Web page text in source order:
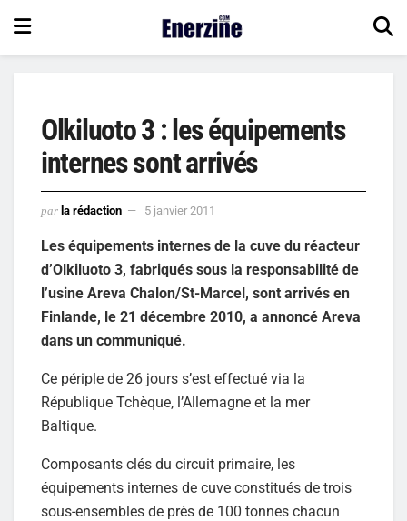
Olkiluoto 3 : les équipements
internes sont arrivés
par la rédaction 5 janvier 2011
Les équipements internes de la cuve du réacteur
d’Olkiluoto 3, fabriqués sous la responsabilité de
l’usine Areva Chalon/St-Marcel, sont arrivés en
Finlande, le 21 décembre 2010, a annoncé Areva
dans un communiqué.
Ce périple de 26 jours s’est effectué via la
République Tchèque, l’Allemagne et la mer
Baltique.
Composants clés du circuit primaire, les
équipements internes de cuve constitués de trois
sous-ensembles de près de 100 tonnes chacun